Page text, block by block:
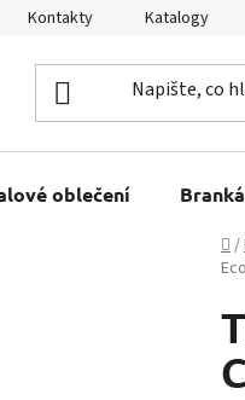
Kontakty Katalogy
oblečení
/